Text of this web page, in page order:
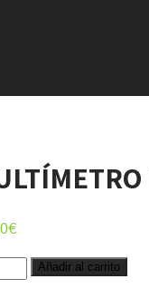
€
Añadir al carrito